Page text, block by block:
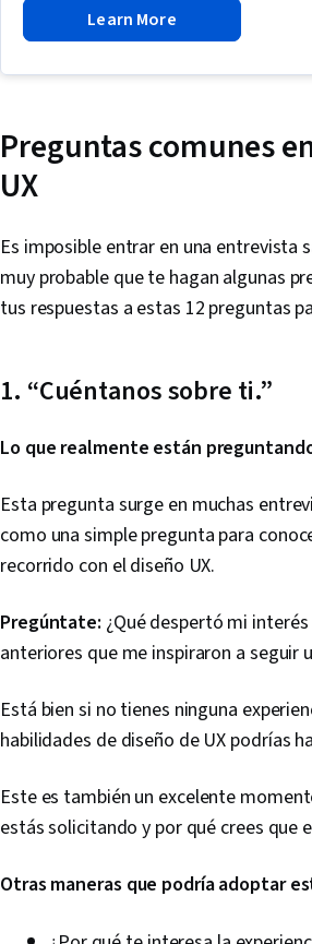
Learn More
Preguntas comunes
UX
Es imposible entrar en una entrevista
muy probable que te hagan algunas
tus respuestas a estas 12 preguntas
1. “Cuéntanos sobre ti.”
Lo que realmente están
Esta pregunta surge en muchas
como una simple pregunta para
recorrido con el diseño UX.
Pregúntate: ¿Qué despertó mi
anteriores que me inspiraron a seguir
Está bien si no tienes ninguna
habilidades de diseño de UX podrías
Este es también un excelente
estás solicitando y por qué crees que
Otras maneras que podría adoptar